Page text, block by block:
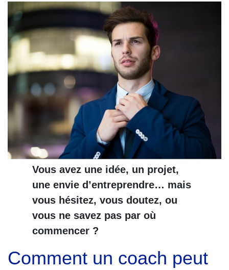
Vous avez une idée, un projet,
une envie d’entreprendre… mais
vous hésitez, vous doutez, ou
vous ne savez pas par où
commencer ?
Comment un coach peut